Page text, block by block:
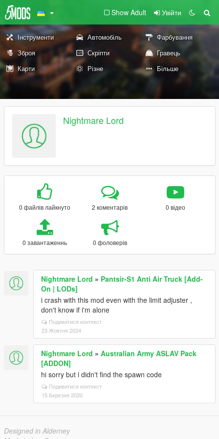
Show Adult Увійти
Інструменти Автомобіль
Фарбування
Зброя
Скріпти
Гравець
Карти
Різне Більше
Nightmare Lord
0 файлів лайкнуто 2 коментарів 0 відео
0 завантаженнь 0 фоловерів
Nightmare Lord » Pantsir-S1 Anti Air Truck [Add-
On | LODs]
i crash with this mod even with the limit adjuster ,
don't know if i'm alone
Подивитися контекст
23 Жовтня 2024
Nightmare Lord » Australian Army ASLAV Pack
[ADDON]
hi sorry but i didn't find the spawn code
Подивитися контекст
15 Березня 2020
Designed in Alderney